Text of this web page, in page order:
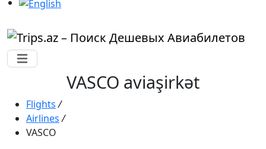
VASCO aviaşirkət
Flights /
Airlines /
VASCO